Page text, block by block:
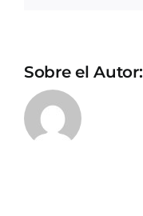
Sobre el Autor: